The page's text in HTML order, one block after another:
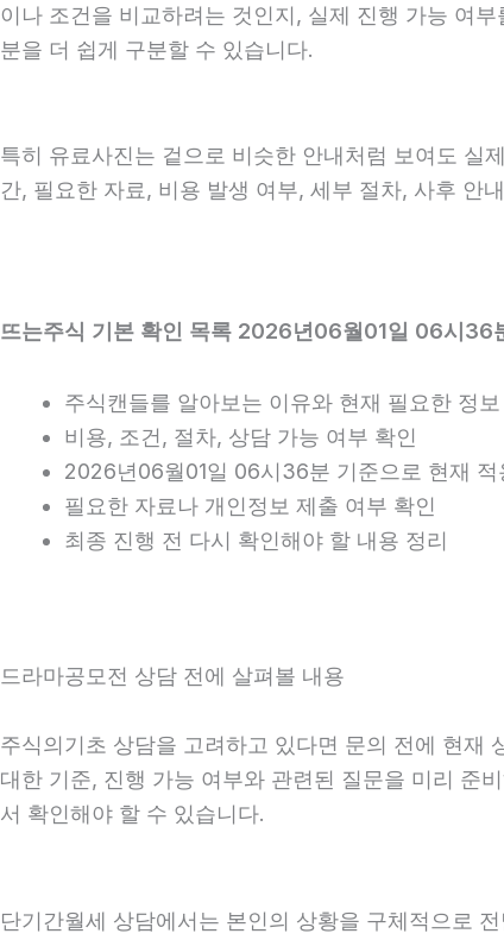
이나 조건을 비교하려는 것인지, 실제 진행 가능 여
분을 더 쉽게 구분할 수 있습니다.
특히 유료사진는 겉으로 비슷한 안내처럼 보여도 실
간, 필요한 자료, 비용 발생 여부, 세부 절차, 사후 안
뜨는주식 기본 확인 목록 2026년06월01일 06시36
주식캔들를 알아보는 이유와 현재 필요한 정보
비용, 조건, 절차, 상담 가능 여부 확인
2026년06월01일 06시36분 기준으로 현재 적
필요한 자료나 개인정보 제출 여부 확인
최종 진행 전 다시 확인해야 할 내용 정리
드라마공모전 상담 전에 살펴볼 내용
주식의기초 상담을 고려하고 있다면 문의 전에 현재
대한 기준, 진행 가능 여부와 관련된 질문을 미리 준
서 확인해야 할 수 있습니다.
단기간월세 상담에서는 본인의 상황을 구체적으로